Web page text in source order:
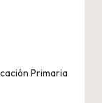
Primaria